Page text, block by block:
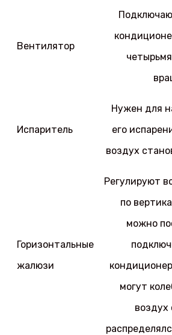
Вентилятор
Испаритель
Нужен для
его
воздух
Горизонтальные
жалюзи
Регулируют
по
можно
могут
воздух